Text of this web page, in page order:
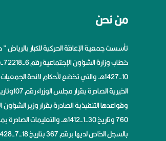
من نحن
تأسست جمعية الإعاقة الحركية للكبار
10-1427هــ والتي تخضع لأحكام لائحة
وقواعدها التنفيذية الصادرة بقرار وزير
760 وتاريخ 30-1-1412هــ
بالسجل الخاص لديها برقم 367 بتاريخ 18-7-1428هــ.